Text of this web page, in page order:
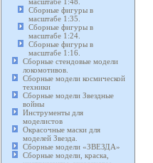
Сборные фигуры в
масштабе 1:35.
Сборные фигуры в
масштабе 1:24.
Сборные фигуры в
масштабе 1:16.
Сборные стендовые модели
локомотивов.
Сборные модели космической
техники
Сборные модели Звездные
войны
Инструменты для
моделистов
Окрасочные маски для
моделей Звезда.
Сборные модели «ЗВЕЗДА»
Сборные модели, краска,